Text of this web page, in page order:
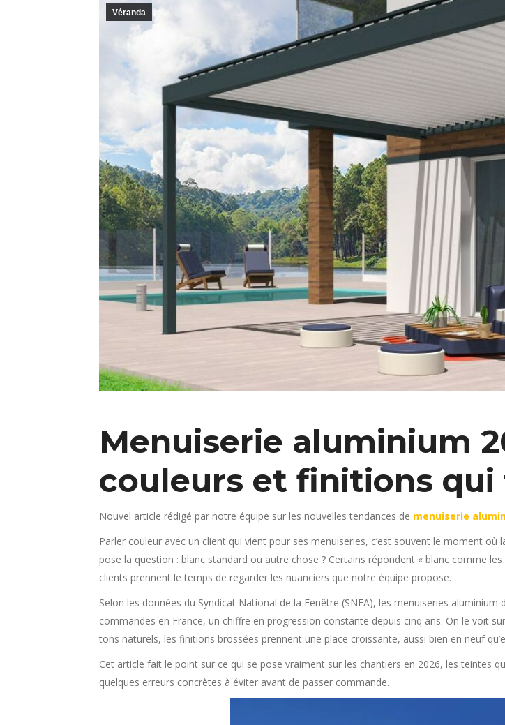
Véranda
Menuiserie aluminium
couleurs et finitions
Nouvel article rédigé par notre équipe sur les nouvelles tendances de menuiserie
Parler couleur avec un client qui vient pour ses menuiseries, c’est souvent le moment
pose la question : blanc standard ou autre chose ? Certains répondent « blanc comme
clients prennent le temps de regarder les nuanciers que notre équipe propose.
Selon les données du Syndicat National de la Fenêtre (SNFA), les menuiseries
commandes en France, un chiffre en progression constante depuis cinq ans. On le voit
tons naturels, les finitions brossées prennent une place croissante, aussi bien en neuf
Cet article fait le point sur ce qui se pose vraiment sur les chantiers en 2026, les teintes
quelques erreurs concrètes à éviter avant de passer commande.